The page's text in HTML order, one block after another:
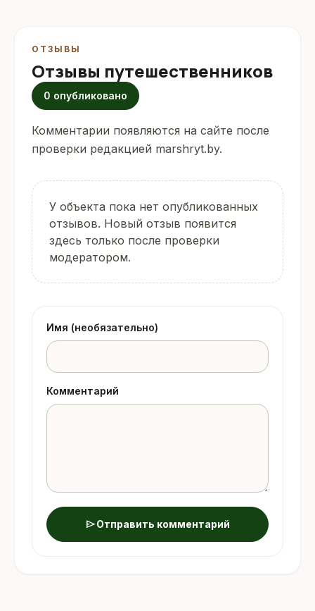
ОТЗЫВЫ
Отзывы путешественников
0 опубликовано
Комментарии появляются на сайте после
проверки редакцией marshryt.by.
У объекта пока нет опубликованных
отзывов. Новый отзыв появится
здесь только после проверки
модератором.
Имя (необязательно)
Комментарий
sendОтправить комментарий